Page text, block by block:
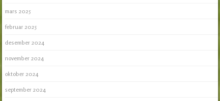
mars 2025
februar 2025
desember 2024
november 2024
oktober 2024
september 2024